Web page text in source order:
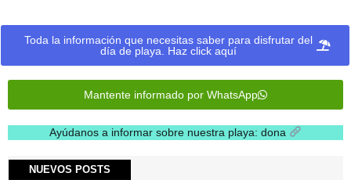
Toda la información que necesitas saber para disfrutar del
día de playa. Haz click aquí
Mantente informado por WhatsApp
Ayúdanos a informar sobre nuestra playa: dona
NUEVOS POSTS
.